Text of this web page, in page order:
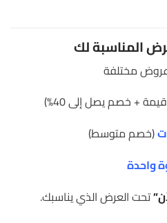
المناسبة لك
+ خصم يصل إلى 40%)
(خصم متوسط)
واحدة
تحت العرض الذي يناسبك.